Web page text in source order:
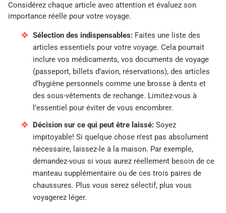
Considérez chaque article avec attention et évaluez son
importance réelle pour votre voyage.
Sélection des indispensables: Faites une liste des
articles essentiels pour votre voyage. Cela pourrait
inclure vos médicaments, vos documents de voyage
(passeport, billets d’avion, réservations), des articles
d’hygiène personnels comme une brosse à dents et
des sous-vêtements de rechange. Limitez-vous à
l’essentiel pour éviter de vous encombrer.
Décision sur ce qui peut être laissé: Soyez
impitoyable! Si quelque chose n’est pas absolument
nécessaire, laissez-le à la maison. Par exemple,
demandez-vous si vous aurez réellement besoin de ce
manteau supplémentaire ou de ces trois paires de
chaussures. Plus vous serez sélectif, plus vous
voyagerez léger.